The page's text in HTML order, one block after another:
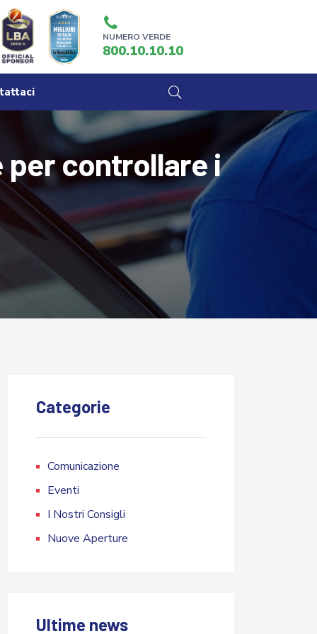
NUMERO VERDE
800.10.10.10
per controllare i
Categorie
Comunicazione
Eventi
I Nostri Consigli
Nuove Aperture
Ultime news